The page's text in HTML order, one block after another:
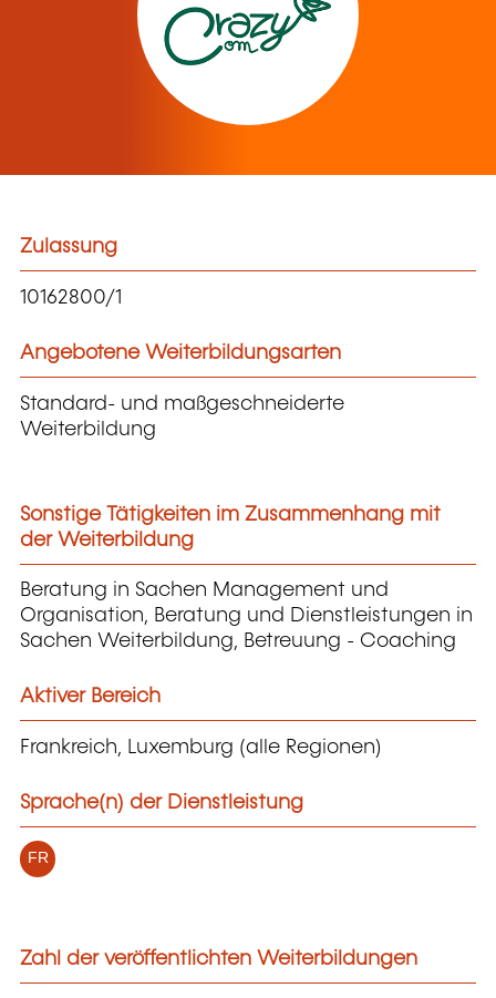
Zulassung
10162800/1
Angebotene Weiterbildungsarten
Standard- und maßgeschneiderte
Weiterbildung
Sonstige Tätigkeiten im Zusammenhang mit
der Weiterbildung
Beratung in Sachen Management und
Organisation, Beratung und Dienstleistungen in
Sachen Weiterbildung, Betreuung - Coaching
Aktiver Bereich
Frankreich, Luxemburg (alle Regionen)
Sprache(n) der Dienstleistung
FR
Zahl der veröffentlichten Weiterbildungen